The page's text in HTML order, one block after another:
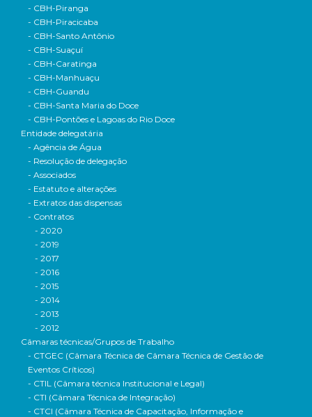
- CBH-Piranga
- CBH-Piracicaba
- CBH-Santo Antônio
- CBH-Suaçuí
- CBH-Caratinga
- CBH-Manhuaçu
- CBH-Guandu
- CBH-Santa Maria do Doce
- CBH-Pontões e Lagoas do Rio Doce
Entidade delegatária
- Agência de Água
- Resolução de delegação
- Associados
- Estatuto e alterações
- Extratos das dispensas
- Contratos
- 2020
- 2019
- 2017
- 2016
- 2015
- 2014
- 2013
- 2012
Câmaras técnicas/Grupos de Trabalho
- CTGEC (Câmara Técnica de Câmara Técnica de Gestão de
Eventos Críticos)
- CTIL (Câmara técnica Institucional e Legal)
- CTI (Câmara Técnica de Integração)
- CTCI (Câmara Técnica de Capacitação, Informação e